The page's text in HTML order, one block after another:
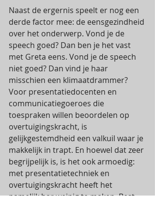
Naast de ergernis speelt er nog een
derde factor mee: de eensgezindheid
over het onderwerp. Vond je de
speech goed? Dan ben je het vast
met Greta eens. Vond je de speech
niet goed? Dan vind je haar
misschien een klimaatdrammer?
Voor presentatiedocenten en
communicatiegoeroes die
toespraken willen beoordelen op
overtuigingskracht, is
gelijkgestemdheid een valkuil waar je
makkelijk in trapt. En hoewel dat zeer
begrijpelijk is, is het ook armoedig:
met presentatietechniek en
overtuigingskracht heeft het